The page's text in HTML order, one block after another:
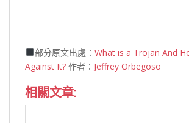
部分原文出處： What is a Trojan And
Against It? 作者： Jeffrey Orbegoso
相關文章: